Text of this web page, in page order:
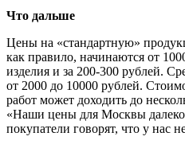
Что дальше
Цены на «стандартную»
как правило, начинаются от
изделия и за 200-300 рублей.
от 2000 до 10000 рублей.
работ может доходить до
«Наши цены для Москвы
покупатели говорят, что у нас